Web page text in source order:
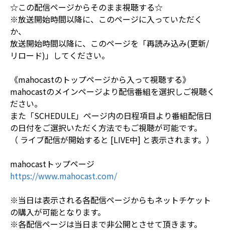
☆この配信ページからそのまま視聴する☆
※放送開始時間以降に、このページに入っていただく
か、
放送開始時間以降に、このページを「再読み込み(更新/
リロード)」してください。
《mahocastのトップページから入って視聴する》
mahocastのメインページより配信番組を選択しご視聴く
ださい。
また「SCHEDULE」ページ内の日程項目より番組配信日
の日付をご選択いただく方法でもご視聴が可能です。
（ ライブ配信が開始すると [LIVE中] と表示されます。）
mahocastトップページ
https://www.mahocast.com/
※当日は表示される各配信ページからもネットチケット
の購入が可能となります。
※各配信ページは当日まで非公開とさせて頂きます。